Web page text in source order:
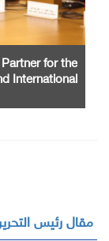
for the
International
مقال رئيس